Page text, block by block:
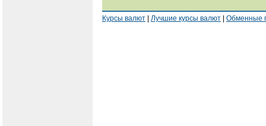
Курсы валют Лучшие курсы валют Обменные